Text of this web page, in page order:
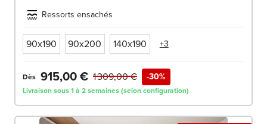
Ressorts ensachés
90x190 90x200 140x190 +3
Dès 915,00 € -30%
1 309,00 €
Livraison sous 1 à 2 semaines (selon configuration)